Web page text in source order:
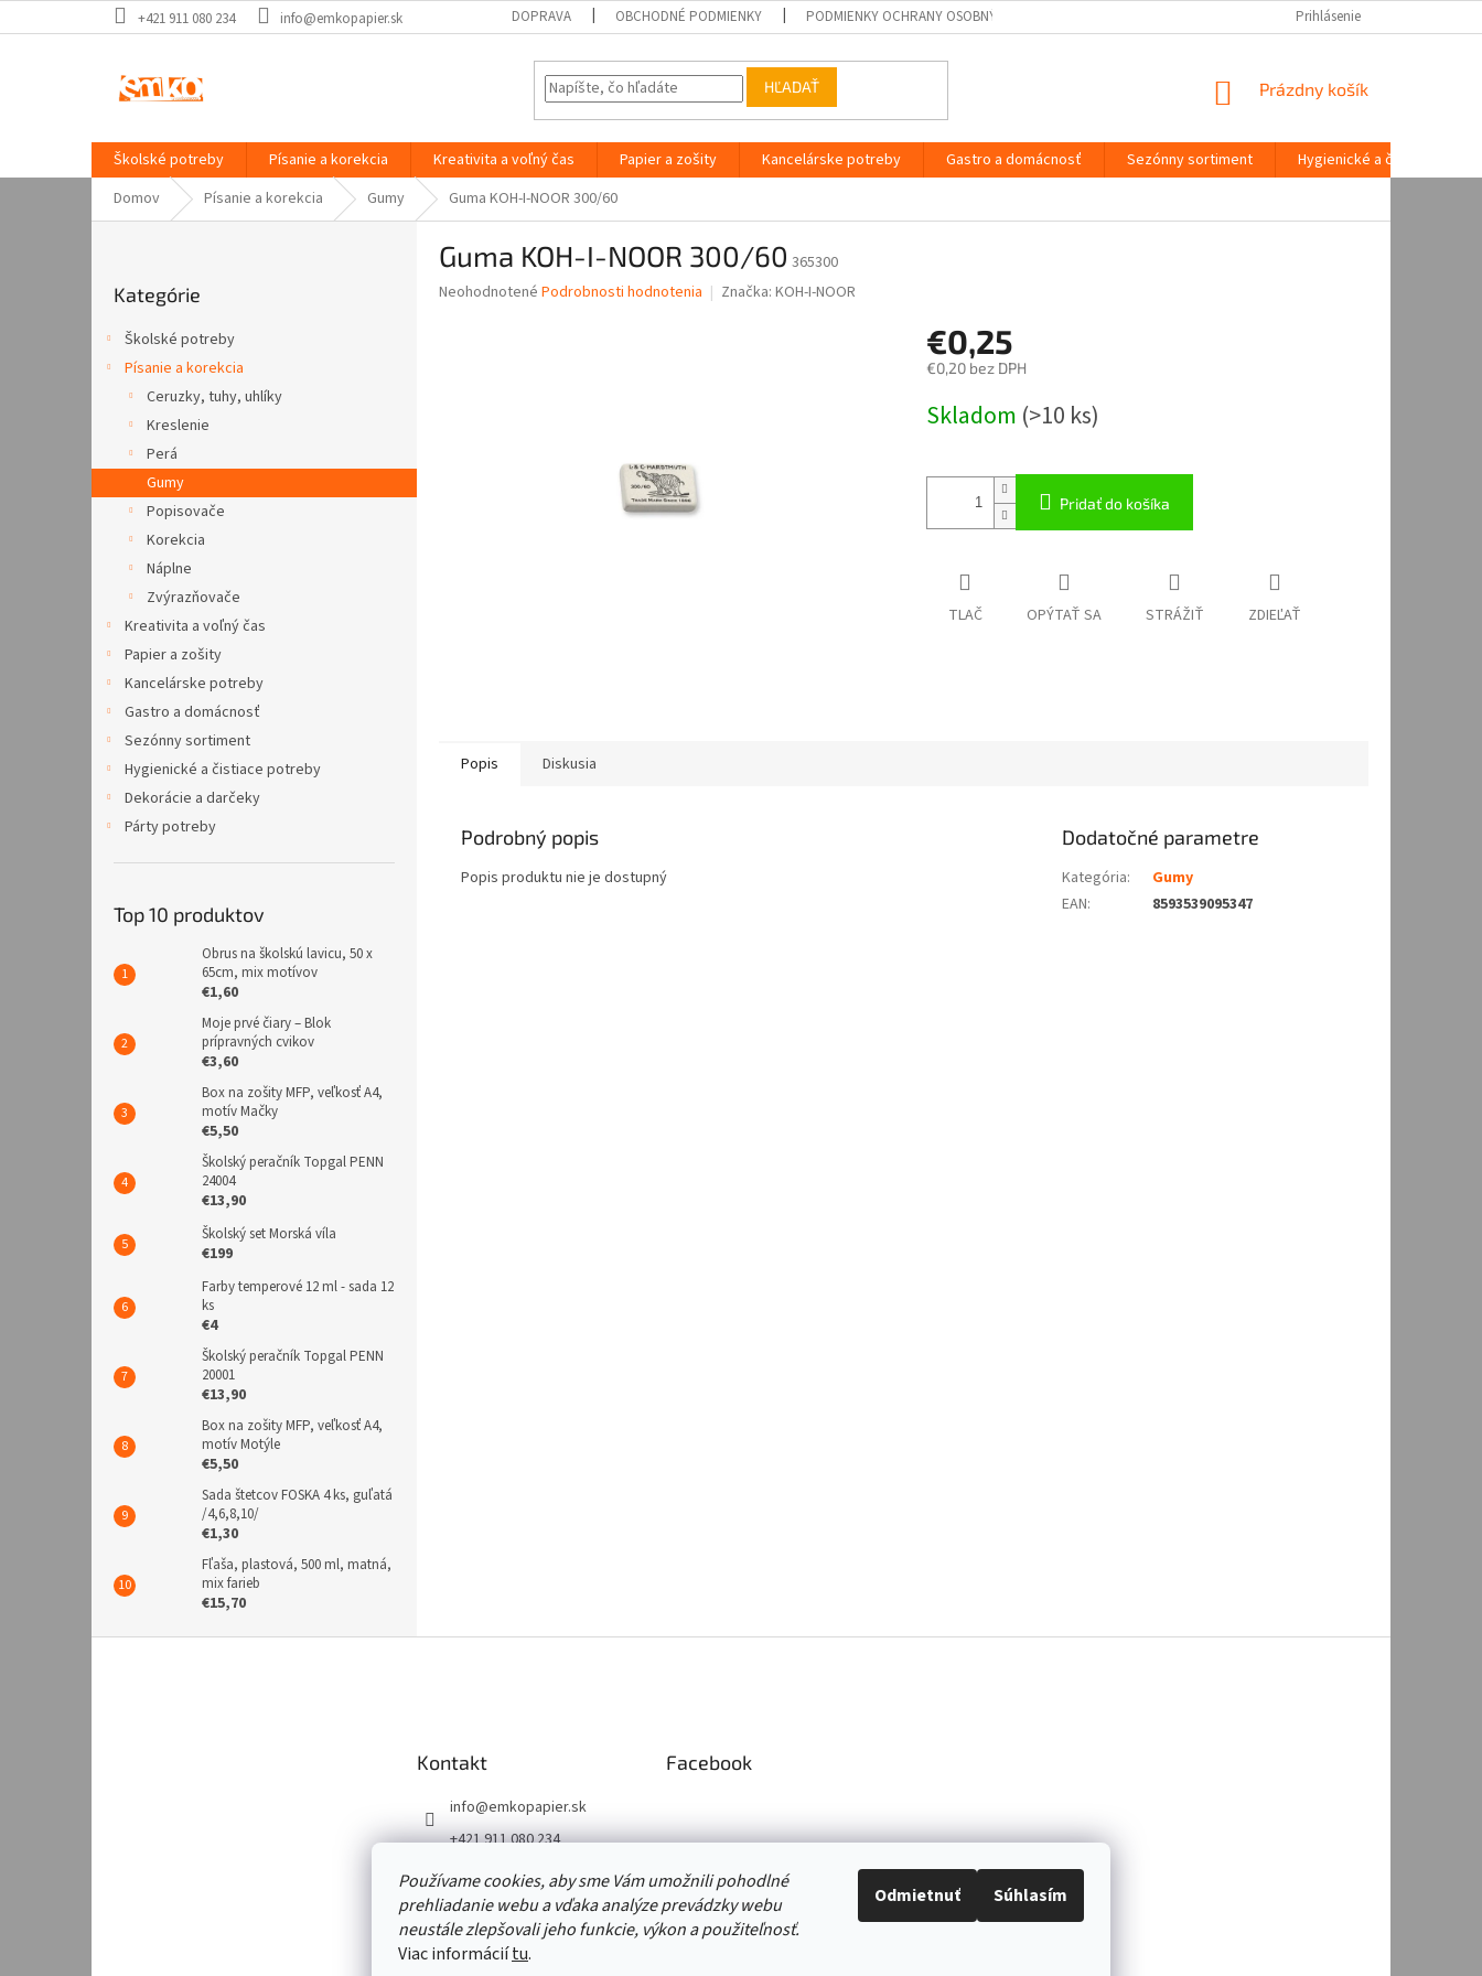
Používame cookies, aby sme Vám umožnili pohodlné
prehliadanie webu a vďaka analýze prevádzky webu
neustále zlepšovali jeho funkcie, výkon a použiteľnosť.
Viac informáciítu.
Odmietnuť Súhlasím
na
+421 911 080 234 info@emkopapier.sk DOPRAVA OBCHODNÉ PODMIENKY PODMIENKY OCHRANY OSOBNÝCH ÚDAJOV Prihlásenie
HĽADAŤ
NÁKUPNÝ
Prázdny košík
Školské potreby Písanie a korekcia Kreativita a voľný čas Papier a zošity Kancelárske potreby Gastro a domácnosť Sezónny sortiment
Hygienické a čistiace
Domov
Písanie a korekcia Gumy Guma KOH-I-NOOR 300/60
kategórie
Kategórie
Školské potreby
Písanie a korekcia
Ceruzky, tuhy, uhlíky
Kreslenie
Perá
Gumy
Popisovače
Korekcia
Náplne
Zvýrazňovače
Kreativita a voľný čas
Papier a zošity
Kancelárske potreby
Gastro a domácnosť
Sezónny sortiment
Hygienické a čistiace potreby
Dekorácie a darčeky
Párty potreby
Top 10 produktov
Obrus na školskú lavicu, 50 x
65cm, mix motívov
€1,60
Moje prvé čiary – Blok
prípravných cvikov
€3,60
Box na zošity MFP, veľkosť A4,
motív Mačky
€5,50
Školský peračník Topgal PENN
24004
€13,90
Školský set Morská víla
€199
Farby temperové 12 ml - sada 12
ks
€4
Školský peračník Topgal PENN
20001
€13,90
Box na zošity MFP, veľkosť A4,
motív Motýle
€5,50
Sada štetcov FOSKA 4 ks, guľatá
/4,6,8,10/
€1,30
Fľaša, plastová, 500 ml, matná,
mix farieb
€15,70
Guma KOH-I-NOOR 300/60 365300
Priemerné
Neohodnotené Podrobnosti hodnotenia Značka: KOH-I-NOOR
€0,25
€0,20 bez DPH
cena:
Skladom (>10 ks)
Pridať do košíka
TLAČ OPÝTAŤ SA STRÁŽIŤ ZDIEĽAŤ
Popis Diskusia
Podrobný popis
Popis produktu nie je dostupný
Dodatočné parametre
Kategória:
Gumy
EAN: 8593539095347
Kontakt
info@emkopapier.sk
+421 911 080 234
https://www.facebook.co
m/emkopapier/
https://www.instagram.co
m/emko_papiernictvo/
Facebook